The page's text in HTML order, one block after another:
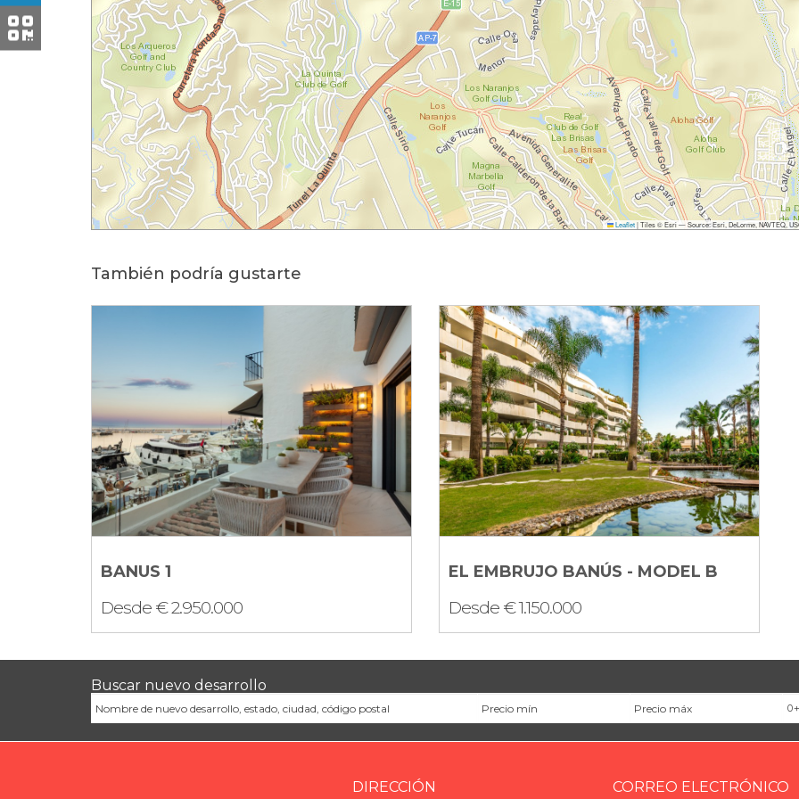
Leaflet|Tiles © Esri — Source: Esri, DeLorme, NAVTEQ,
También podría gustarte
BANUS 1
Desde € 2.950.000
EL EMBRUJO BANÚS - MODEL B
Desde € 1.150.000
Buscar nuevo desarrollo
DIRECCIÓN CORREO ELECTRÓNICO